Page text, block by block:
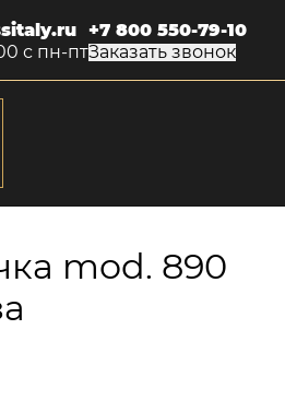
с пн-пт
+7 800 550-79-10
Заказать звонок
mod. 890